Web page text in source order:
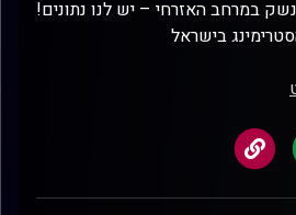
במרחב האזרחי – יש לנו נתונים!
בישראל